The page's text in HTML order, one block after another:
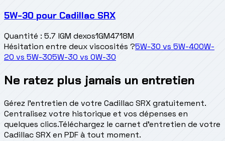
5W-30 pour Cadillac SRX
Quantité : 5.7 lGM dexos1GM4718M
Hésitation entre deux viscosités ?5W-30 vs 5W-400W-
20 vs 5W-305W-30 vs 0W-30
Ne ratez plus jamais un entretien
Gérez l'entretien de votre Cadillac SRX gratuitement.
Centralisez votre historique et vos dépenses en
quelques clics.Téléchargez le carnet d'entretien de votre
Cadillac SRX en PDF à tout moment.